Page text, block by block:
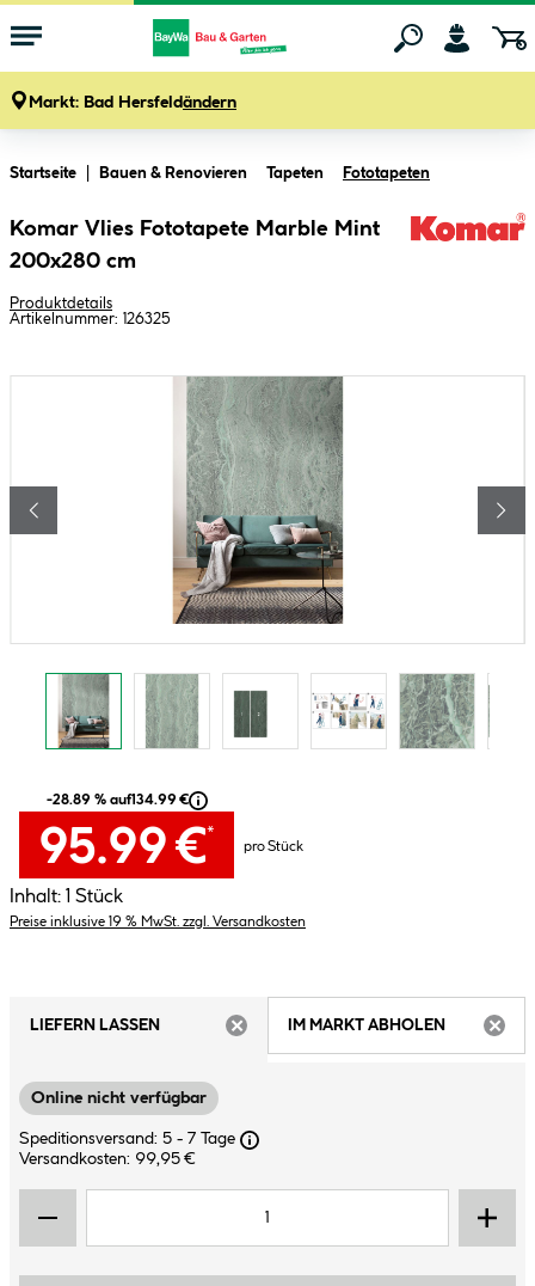
Markt: Bad Hersfeldändern
Startseite Bauen & Renovieren Tapeten Fototapeten
Komar Vlies Fototapete Marble Mint
200x280 cm
Produktdetails
Artikelnummer: 126325
Bildergalerie überspringen
-28.89 % auf134.99 €
95.99 €*
pro Stück
Inhalt: 1 Stück
Preise inklusive 19 % MwSt. zzgl. Versandkosten
LIEFERN LASSEN
IM MARKT ABHOLEN
Online nicht verfügbar
Speditionsversand: 5 - 7 Tage
Versandkosten: 99,95 €